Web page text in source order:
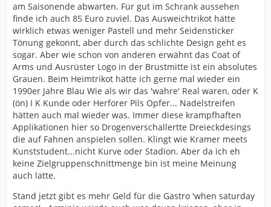
am Saisonende abwarten. Für gut im Schrank aussehen
finde ich auch 85 Euro zuviel. Das Ausweichtrikot hätte
wirklich etwas weniger Pastell und mehr Seidensticker
Tönung gekonnt, aber durch das schlichte Design geht es
sogar. Aber wie schon von anderen erwähnt das Coat of
Arms und Ausrüster Logo in der Brustmitte ist ein absolutes
Grauen. Beim Heimtrikot hätte ich gerne mal wieder ein
1990er Jahre Blau Wie als wir das 'wahre' Real waren, oder K
(ön) I K Kunde oder Herforer Pils Opfer... Nadelstreifen
hätten auch mal wieder was. Immer diese krampfhaften
Applikationen hier so Drogenverschallertte Dreieckdesings
die auf Fahnen anspielen sollen. Klingt wie Kramer meets
Kunststudent...nicht Kurve oder Stadion. Aber da ich eh
keine Zielgruppenschnittmenge bin ist meine Meinung
auch latte.
Stand jetzt gibt es mehr Geld für die Gastro 'when saturday